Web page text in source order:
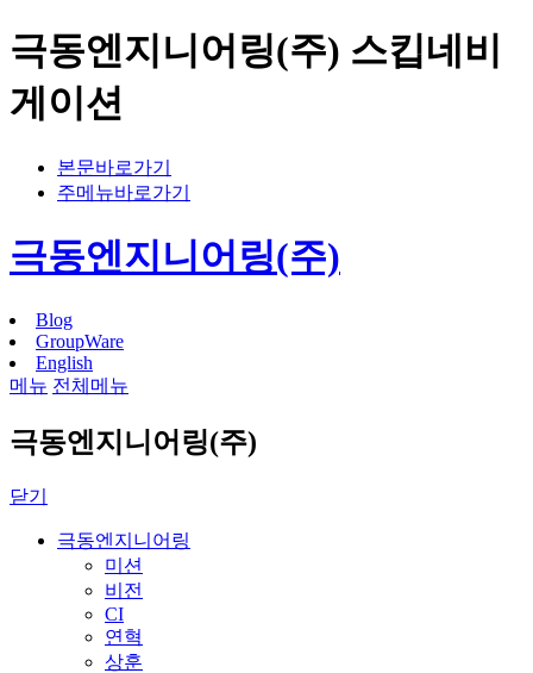
극동엔지니어링(주) 스킵네비
게이션
본문바로가기
주메뉴바로가기
극동엔지니어링(주)
Blog
GroupWare
English
메뉴 전체메뉴
극동엔지니어링(주)
닫기
극동엔지니어링
미션
비전
CI
연혁
상훈